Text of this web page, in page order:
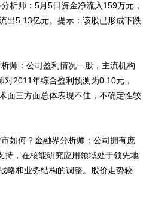
析师：5月5日资金净流入159万元，
出5.13亿元。提示：该股已形成下跌
师：公司盈利情况一般，主流机构
2011年综合盈利预测为0.10元，
面三方面总体表现不佳，不确定性较
如何？金融界分析师：公司拥有庞
持，在核能研究应用领域处于领先地
略和业务结构的调整。股价走势较